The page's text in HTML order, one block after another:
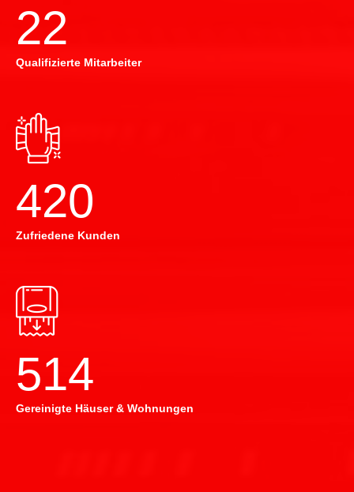
22
Qualifizierte Mitarbeiter
420
Zufriedene Kunden
514
Gereinigte Häuser & Wohnungen